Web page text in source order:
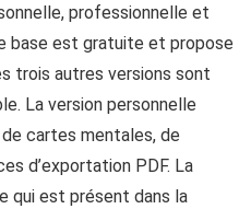
professionnelle et
base est gratuite et propose
trois autres versions sont
La version personnelle
cartes mentales, de
d’exportation PDF. La
qui est présent dans la